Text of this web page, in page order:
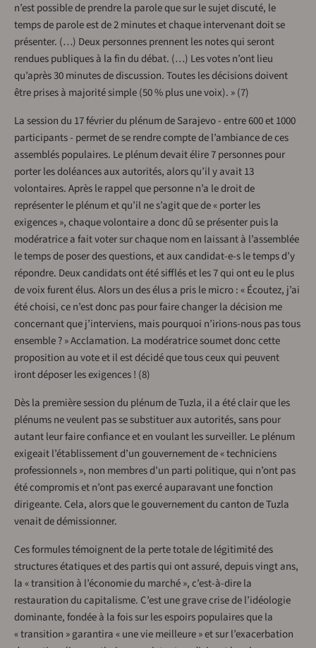
n’est possible de prendre la parole que sur le sujet discuté, le
temps de parole est de 2 minutes et chaque intervenant doit se
présenter. (…) Deux personnes prennent les notes qui seront
rendues publiques à la fin du débat. (…) Les votes n’ont lieu
qu’après 30 minutes de discussion. Toutes les décisions doivent
être prises à majorité simple (50 % plus une voix). » (7)
La session du 17 février du plénum de Sarajevo - entre 600 et 1000
participants - permet de se rendre compte de l’ambiance de ces
assemblés populaires. Le plénum devait élire 7 personnes pour
porter les doléances aux autorités, alors qu’il y avait 13
volontaires. Après le rappel que personne n’a le droit de
représenter le plénum et qu’il ne s’agit que de « porter les
exigences », chaque volontaire a donc dû se présenter puis la
modératrice a fait voter sur chaque nom en laissant à l’assemblée
le temps de poser des questions, et aux candidat-e-s le temps d’y
répondre. Deux candidats ont été sifflés et les 7 qui ont eu le plus
de voix furent élus. Alors un des élus a pris le micro : « Écoutez, j’ai
été choisi, ce n’est donc pas pour faire changer la décision me
concernant que j’interviens, mais pourquoi n’irions-nous pas tous
ensemble ? » Acclamation. La modératrice soumet donc cette
proposition au vote et il est décidé que tous ceux qui peuvent
iront déposer les exigences ! (8)
Dès la première session du plénum de Tuzla, il a été clair que les
plénums ne veulent pas se substituer aux autorités, sans pour
autant leur faire confiance et en voulant les surveiller. Le plénum
exigeait l’établissement d’un gouvernement de « techniciens
professionnels », non membres d’un parti politique, qui n’ont pas
été compromis et n’ont pas exercé auparavant une fonction
dirigeante. Cela, alors que le gouvernement du canton de Tuzla
venait de démissionner.
Ces formules témoignent de la perte totale de légitimité des
structures étatiques et des partis qui ont assuré, depuis vingt ans,
la « transition à l’économie du marché », c’est-à-dire la
restauration du capitalisme. C’est une grave crise de l’idéologie
dominante, fondée à la fois sur les espoirs populaires que la
« transition » garantira « une vie meilleure » et sur l’exacerbation